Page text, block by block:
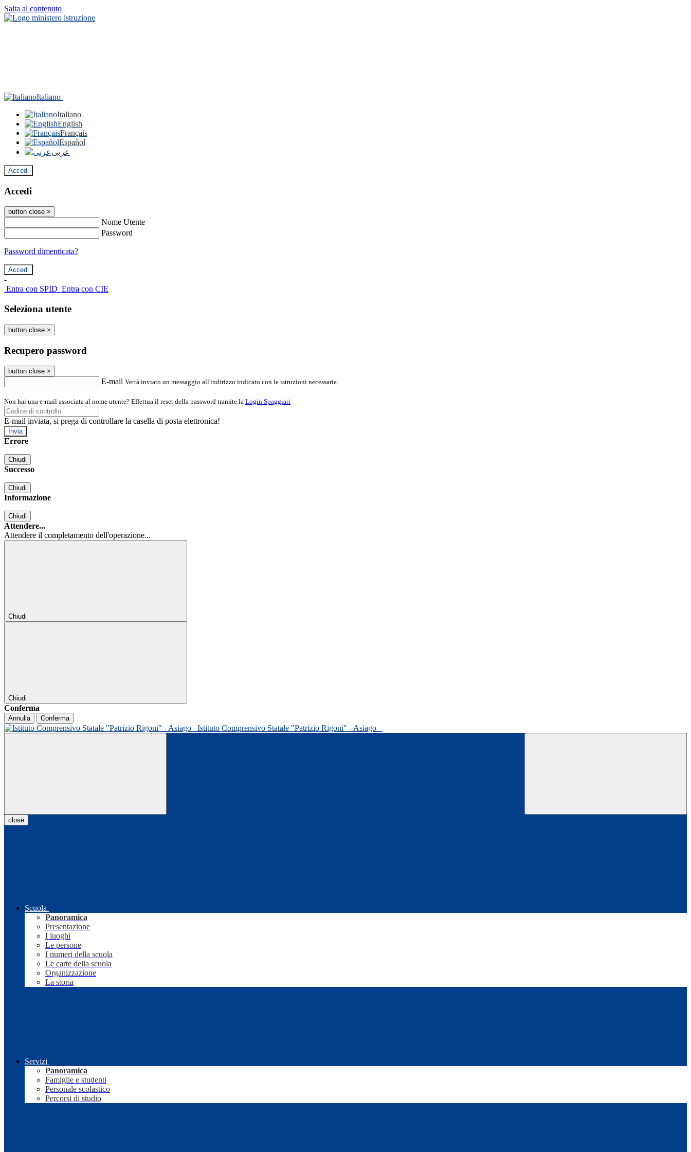
Salta al contenuto
Italiano
Italiano
English
Français
Español
عربى
Accedi
Accedi
button close ×
Nome Utente
Password
Password dimenticata?
-
Entra con SPID Entra con CIE
Seleziona utente
button close ×
Recupero password
button close ×
E-mail Verrà inviato un messaggio all'indirizzo indicato con le istruzioni necessarie.
Non hai una e-mail associata al nome utente? Effettua il reset della password tramite la Login Spaggiari
E-mail inviata, si prega di controllare la casella di posta elettronica!
Errore
Chiudi
Successo
Chiudi
Informazione
Chiudi
Attendere...
Attendere il completamento dell'operazione...
Chiudi
Chiudi
Conferma
Annulla Conferma
Istituto Comprensivo Statale "Patrizio Rigoni" - Asiago
close
Scuola
Panoramica
Presentazione
I luoghi
Le persone
I numeri della scuola
Le carte della scuola
Organizzazione
La storia
Servizi
Panoramica
Famiglie e studenti
Personale scolastico
Percorsi di studio